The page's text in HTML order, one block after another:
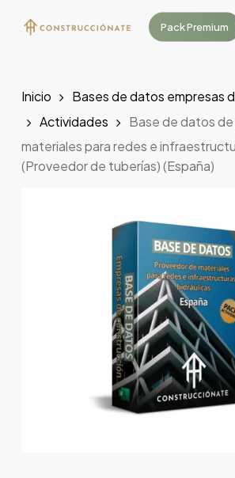
Pack Premium
Inicio
Bases de datos empresas
Actividades
Base de datos
materiales para redes e
(Proveedor de tuberías) (España)